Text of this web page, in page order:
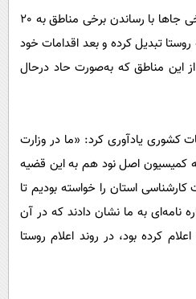
او ادامه داد: «برای مثال، در برخی جاها با رساندن برخی مناطق به ٢٠
تبدیل کرده و بعد اقدامات خود
از این مناطق که به‌صورت حاد درحال
کشوری یادآوری کرد: «ما در وزارت
کمیسیون اصل نود هم به این قضیه
کارشناسی استان را خواسته بودیم تا
نامه‌ای به ما نشان دادند که در آن
کرده بود، در روند اعلام روستا